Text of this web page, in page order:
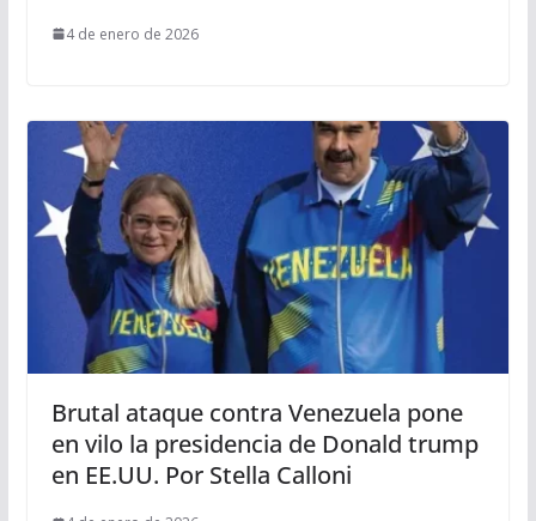
4 de enero de 2026
Brutal ataque contra Venezuela pone
en vilo la presidencia de Donald trump
en EE.UU. Por Stella Calloni